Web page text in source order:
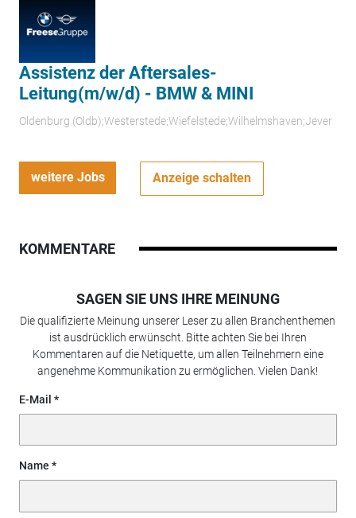
Assistenz der Aftersales-
Leitung(m/w/d) - BMW & MINI
Oldenburg (Oldb);Westerstede;Wiefelstede;Wilhelmshaven;Jever
weitere Jobs Anzeige schalten
KOMMENTARE
SAGEN SIE UNS IHRE MEINUNG
Die qualifizierte Meinung unserer Leser zu allen Branchenthemen
ist ausdrücklich erwünscht. Bitte achten Sie bei Ihren
Kommentaren auf die Netiquette, um allen Teilnehmern eine
angenehme Kommunikation zu ermöglichen. Vielen Dank!
E-Mail
Name